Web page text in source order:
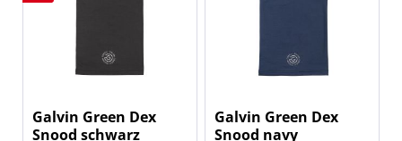
Galvin Green Dex
Snood schwarz
Galvin Green Dex
Snood navy